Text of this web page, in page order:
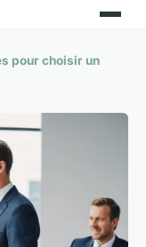
pour choisir un